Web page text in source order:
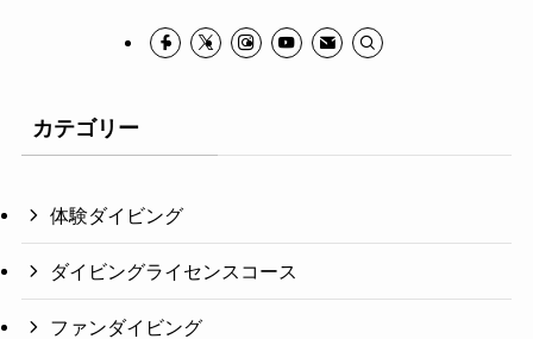
カテゴリー
体験ダイビング
ダイビングライセンスコース
ファンダイビング